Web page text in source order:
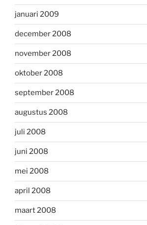
januari 2009
december 2008
november 2008
oktober 2008
september 2008
augustus 2008
juli 2008
juni 2008
mei 2008
april 2008
maart 2008